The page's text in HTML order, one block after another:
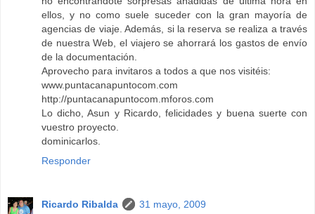
ellos, y no como suele suceder con la gran mayoría de
agencias de viaje. Además, si la reserva se realiza a través
de nuestra Web, el viajero se ahorrará los gastos de envío
de la documentación.
Aprovecho para invitaros a todos a que nos visitéis:
www.puntacanapuntocom.com
http://puntacanapuntocom.mforos.com
Lo dicho, Asun y Ricardo, felicidades y buena suerte con
vuestro proyecto.
dominicarlos.
Responder
Ricardo Ribalda
31 mayo, 2009